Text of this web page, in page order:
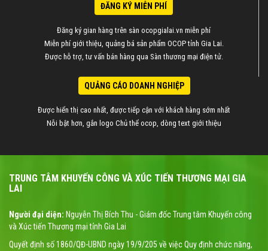
ĐĂNG KÝ MIỄN PHÍ
Đăng ký gian hàng trên sàn ocopgialai.vn miễn phí
Miễn phí giới thiệu, quảng bá sản phẩm OCOP tỉnh Gia Lai.
Được hỗ trợ, tư vấn bán hàng qua Sàn thương mại điện tử.
QUẢNG CÁO DOANH NGHIỆP
Được hiển thị cao nhất, được tiếp cận với khách hàng sớm nhất
Nỗi bật hơn, gắn logo Chủ thể ocop, dòng text giới thiệu
TRUNG TÂM KHUYẾN CÔNG VÀ XÚC TIẾN THƯƠNG MẠI GIA
LAI
Người đại diện: Nguyễn Thị Bích Thu - Giám đốc Trung tâm Khuyến công
và Xúc tiến Thương mại tỉnh Gia Lai
Quyết định số 1860/QĐ-UBND ngày 19/9/205 về việc Quy định chức năng,